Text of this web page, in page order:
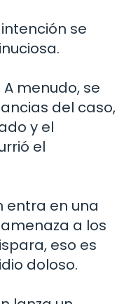
se
menudo, se
del caso,
y el
el
entra en una
a los
eso es
doloso.